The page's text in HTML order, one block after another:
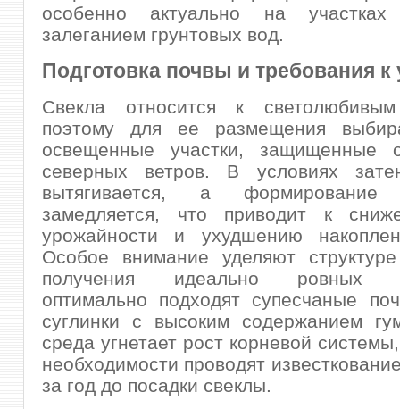
особенно актуально на
залеганием грунтовых вод.
Подготовка почвы и требования к
Свекла относится к
поэтому для ее размещения
освещенные участки, защищенные
северных ветров. В условиях
вытягивается, а формирование
замедляется, что приводит к
урожайности и ухудшению
Особое внимание уделяют
получения идеально ровных
оптимально подходят супесчаные
суглинки с высоким содержанием
среда угнетает рост корневой
необходимости проводят
за год до посадки свеклы.